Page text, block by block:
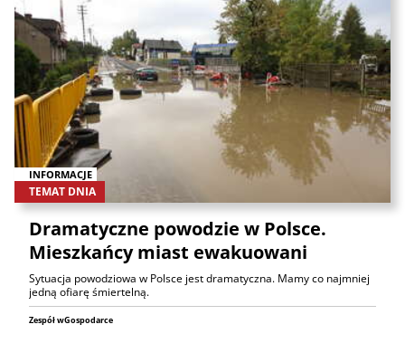
INFORMACJE
TEMAT DNIA
Dramatyczne powodzie w Polsce.
Mieszkańcy miast ewakuowani
Sytuacja powodziowa w Polsce jest dramatyczna. Mamy co najmniej
jedną ofiarę śmiertelną.
Zespół wGospodarce